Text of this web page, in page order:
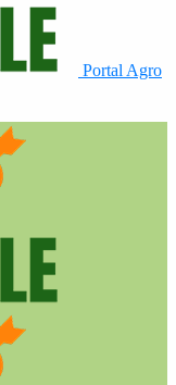
Portal Agro